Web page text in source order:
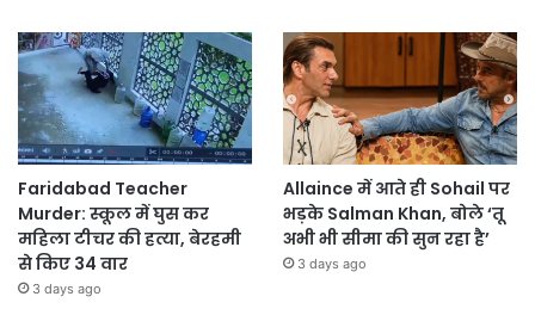
Faridabad Teacher
Murder: स्कूल में घुस कर
महिला टीचर की हत्या, बेरहमी
से किए 34 वार
3 days ago
Allaince में आते ही Sohail पर
भड़के Salman Khan, बोले ‘तू
अभी भी सीमा की सुन रहा है’
3 days ago